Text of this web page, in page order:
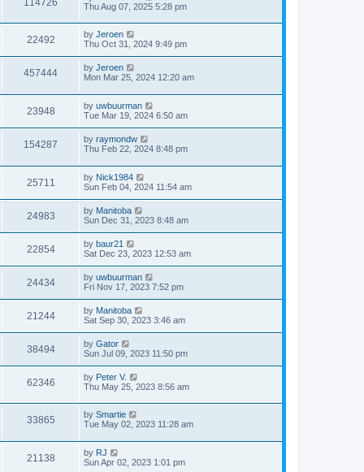
Thu Aug 07, 2025 5:28 pm
22492 by Jeroen
Thu Oct 31, 2024 9:49 pm
457444 by Jeroen
Mon Mar 25, 2024 12:20 am
23948 by uwbuurman
Tue Mar 19, 2024 6:50 am
154287 by raymondw
Thu Feb 22, 2024 8:48 pm
25711 by Nick1984
Sun Feb 04, 2024 11:54 am
24983 by Manitoba
Sun Dec 31, 2023 8:48 am
22854 by baur21
Sat Dec 23, 2023 12:53 am
24434 by uwbuurman
Fri Nov 17, 2023 7:52 pm
21244 by Manitoba
Sat Sep 30, 2023 3:46 am
38494 by Gator
Sun Jul 09, 2023 11:50 pm
62346 by Peter V.
Thu May 25, 2023 8:56 am
33865 by Smartie
Tue May 02, 2023 11:28 am
21138 by RJ
Sun Apr 02, 2023 1:01 pm